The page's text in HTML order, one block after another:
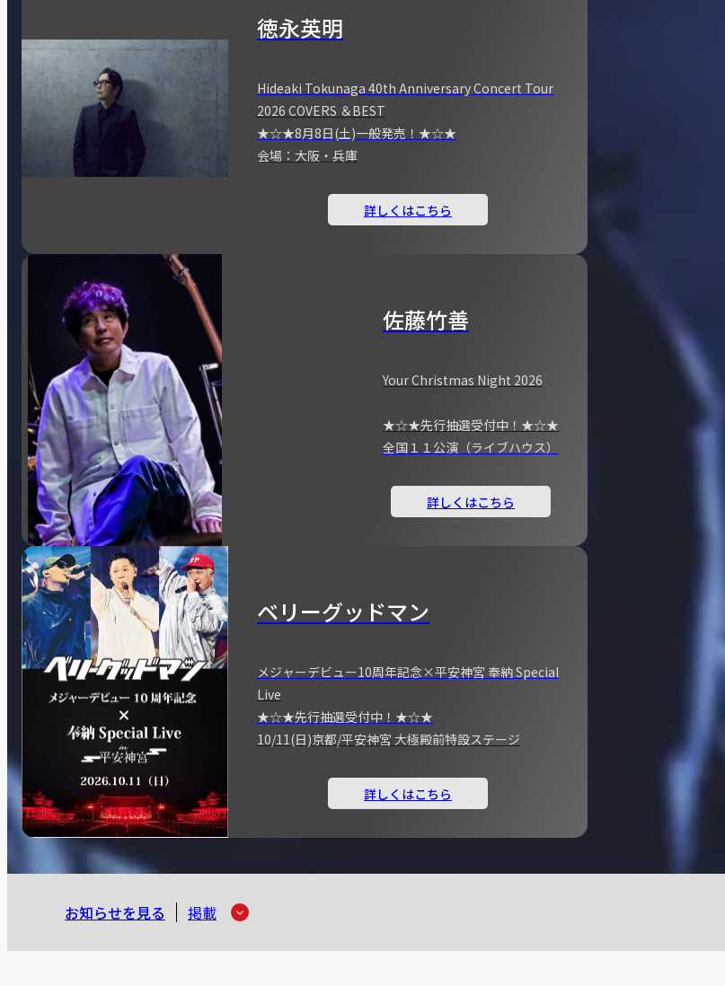
徳永英明
Hideaki Tokunaga 40th Anniversary Concert Tour
2026 COVERS ＆BEST
★☆★8月8日(土)一般発売！★☆★
会場：大阪・兵庫
詳しくはこちら
佐藤竹善
Your Christmas Night 2026
★☆★先行抽選受付中！★☆★
全国１１公演（ライブハウス）
詳しくはこちら
ベリーグッドマン
メジャーデビュー10周年記念×平安神宮 奉納 Special
Live
★☆★先行抽選受付中！★☆★
10/11(日)京都/平安神宮 大極殿前特設ステージ
詳しくはこちら
お知らせを見る 掲載